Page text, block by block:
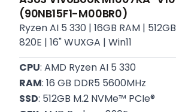
(90NB15F1-M00BR0)
Ryzen AI 5 330 | 16GB RAM |
820E | 16" WUXGA | Win11
CPU: AMD Ryzen AI 5 330
RAM: 16 GB DDR5 5600MHz
SSD: 512GB M.2 NVMe™ PCIe®